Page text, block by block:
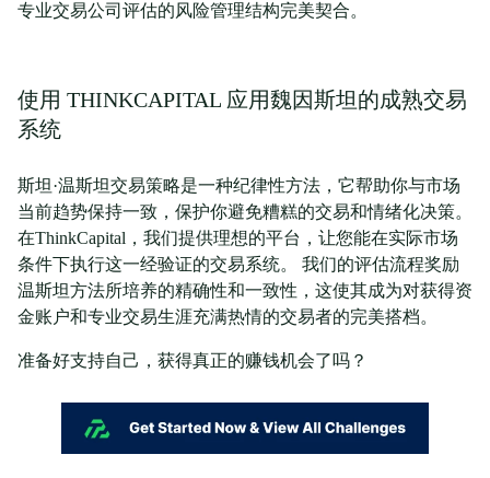
专业交易公司评估的风险管理结构完美契合。
使用 THINKCAPITAL 应用魏因斯坦的成熟交易
系统
斯坦·温斯坦交易策略是一种纪律性方法，它帮助你与市场
当前趋势保持一致，保护你避免糟糕的交易和情绪化决策。
在ThinkCapital，我们提供理想的平台，让您能在实际市场
条件下执行这一经验证的交易系统。 我们的评估流程奖励
温斯坦方法所培养的精确性和一致性，这使其成为对获得资
金账户和专业交易生涯充满热情的交易者的完美搭档。
准备好支持自己，获得真正的赚钱机会了吗？